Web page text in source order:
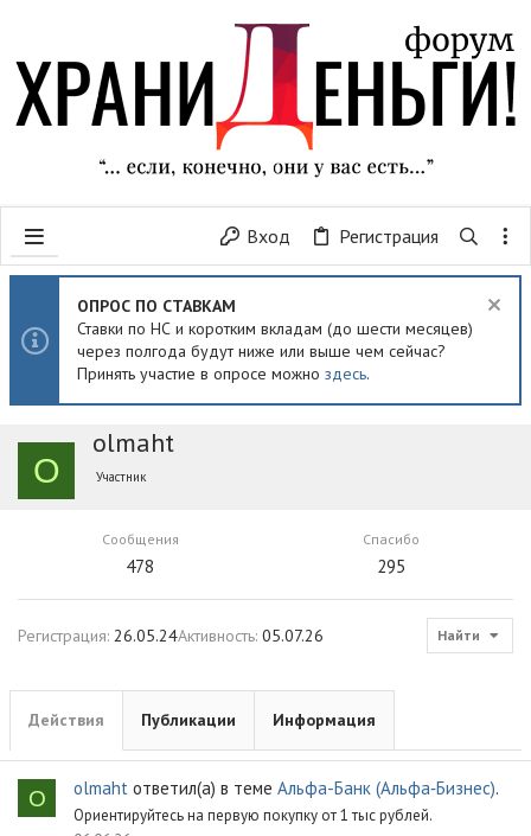
Вход Регистрация
ОПРОС ПО СТАВКАМ
Ставки по НС и коротким вкладам (до шести месяцев)
через полгода будут ниже или выше чем сейчас?
Принять участие в опросе можно здесь.
O
olmaht
Участник
Сообщения
478
Спасибо
295
Регистрация 26.05.24Активность 05.07.26 Найти
Действия Публикации Информация
O olmaht ответил(а) в теме Альфа-Банк (Альфа‑Бизнес).
Ориентируйтесь на первую покупку от 1 тыс рублей.